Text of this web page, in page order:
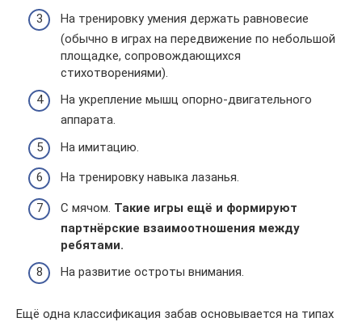
На тренировку умения держать равновесие
(обычно в играх на передвижение по небольшой
площадке, сопровождающихся
стихотворениями).
На укрепление мышц опорно-двигательного
аппарата.
На имитацию.
На тренировку навыка лазанья.
С мячом. Такие игры ещё и формируют
партнёрские взаимоотношения между
ребятами.
На развитие остроты внимания.
Ещё одна классификация забав основывается на типах